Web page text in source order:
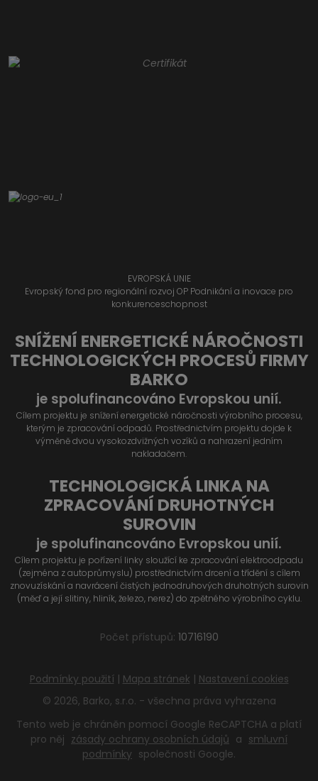
EVROPSKÁ UNIE
Evropský fond pro regionální rozvoj OP Podnikání a inovace pro
konkurenceschopnost
SNÍŽENÍ ENERGETICKÉ NÁROČNOSTI
TECHNOLOGICKÝCH PROCESŮ FIRMY
BARKO
je spolufinancováno Evropskou unií.
Cílem projektu je snížení energetické náročnosti výrobního procesu,
kterým je zpracování odpadů. Prostřednictvím projektu dojde k
výměně dvou vysokozdvižných vozíků a nahrazení jedním
nakladačem.
TECHNOLOGICKÁ LINKA NA
ZPRACOVÁNÍ DRUHOTNÝCH
SUROVIN
je spolufinancováno Evropskou unií.
Cílem projektu je pořízení linky sloužící ke zpracování elektroodpadu
(zejména z autoprůmyslu) prostřednictvím drcení a třídění s cílem
znovuzískání a navrácení čistých jednodruhových druhotných surovin
(měď a její slitiny, hliník, železo, nerez) do zpětného výrobního cyklu.
Počet přístupů: 10716190
© 2026, Barko, s.r.o. - všechna práva vyhrazena
Podmínky použití | Mapa stránek | Nastavení cookies
Tento web je chráněn pomocí Google ReCAPTCHA a platí
pro něj zásady ochrany osobních údajů a smluvní
podmínky společnosti Google.